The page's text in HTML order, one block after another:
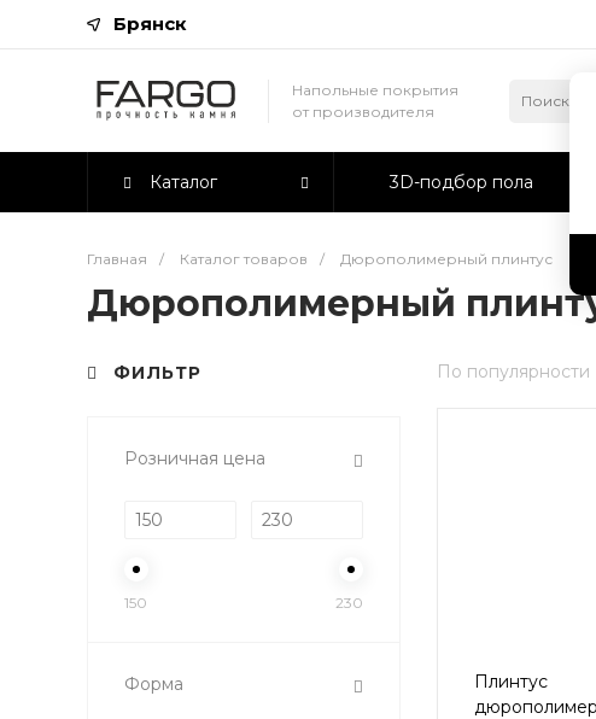
Брянск
Напольные покрытия
от производителя
Каталог 3D-подбор пола
Главная / Каталог товаров / Дюрополимерный плинтус
Дюрополимерный
ФИЛЬТР
Розничная цена
150 230
Форма
По популярности
Плинтус